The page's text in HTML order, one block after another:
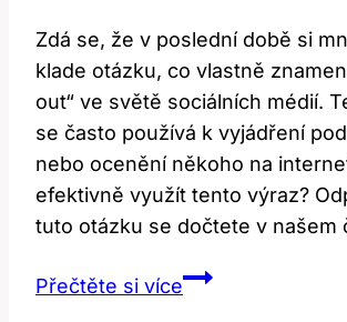
Zdá se, že v poslední době si
klade otázku, co vlastně
out“ ve světě sociálních médií.
se často používá k vyjádření
nebo ocenění někoho na
efektivně využít tento výraz?
tuto otázku se dočtete v našem
Přečtěte si víceShout